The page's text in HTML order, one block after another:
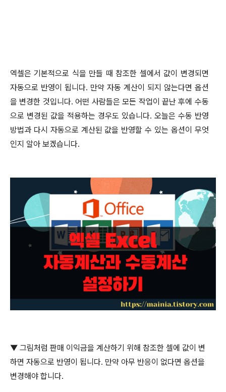
엑셀은 기본적으로 식을 만들 때 참조한 셀에서 값이 변경되면
자동으로 반영이 됩니다. 만약 자동 계산이 되지 않는다면 옵션
을 변경한 것입니다.어떤 사람들은 모든 작업이 끝난 후에 수동
으로 변경된 값을 적용하는 경우도 있습니다. 오늘은 수동 반영
방법과 다시 자동으로 계산된 값을 반영할 수 있는 옵션이 무엇
인지 알아 보겠습니다.
▼ 그림처럼 판매 이익금을 계산하기 위해 참조한 셀에 값이 변
하면 자동으로 반영이 됩니다. 만약 아무 반응이 없다면 옵션을
변경해야 합니다.